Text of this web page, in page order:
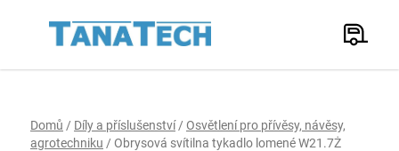
Hledat
Domů / Díly a příslušenství / Osvětlení pro přívěsy, návěsy,
agrotechniku / Obrysová svítilna tykadlo lomené W21.7Ż